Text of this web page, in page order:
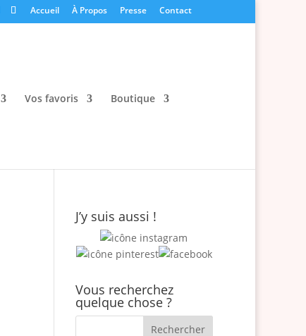
Accueil À Propos Presse Contact
Vos favoris Boutique
J’y suis aussi !
Vous recherchez
quelque chose ?